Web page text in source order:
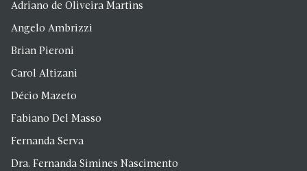
Adriano de Oliveira Martins
Angelo Ambrizzi
Brian Pieroni
Carol Altizani
Décio Mazeto
Fabiano Del Masso
Fernanda Serva
Dra. Fernanda Simines Nascimento